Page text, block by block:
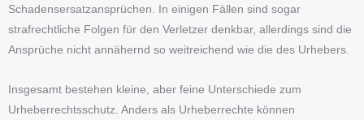
Schadensersatzansprüchen. In einigen Fällen sind sogar
strafrechtliche Folgen für den Verletzer denkbar, allerdings sind die
Ansprüche nicht annähernd so weitreichend wie die des Urhebers.
Insgesamt bestehen kleine, aber feine Unterschiede zum
Urheberrechtsschutz. Anders als Urheberrechte können